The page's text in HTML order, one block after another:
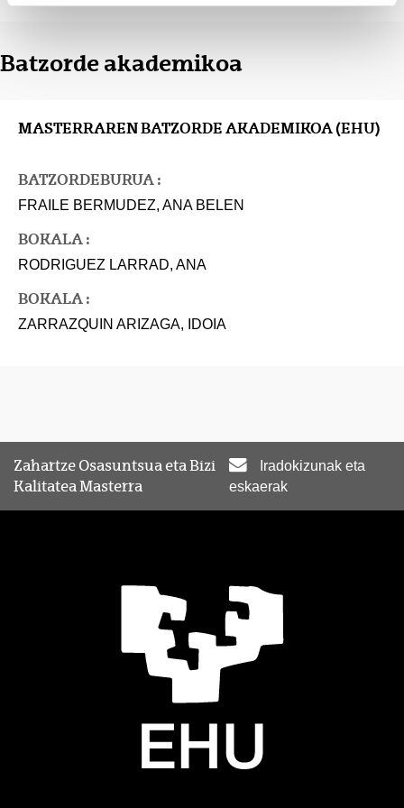
Batzorde akademikoa
MASTERRAREN BATZORDE AKADEMIKOA (EHU)
BATZORDEBURUA :
FRAILE BERMUDEZ, ANA BELEN
BOKALA :
RODRIGUEZ LARRAD, ANA
BOKALA :
ZARRAZQUIN ARIZAGA, IDOIA
Zahartze Osasuntsua eta Bizi
Kalitatea Masterra
Iradokizunak eta
eskaerak